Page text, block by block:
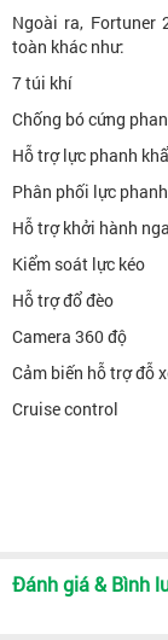
Ngoài ra, Fortuner
toàn khác như:
7 túi khí
Chống bó cứng
Hỗ trợ lực phanh
Phân phối lực
Hỗ trợ khởi hành
Kiểm soát lực kéo
Hỗ trợ đổ đèo
Camera 360 độ
Cảm biến hỗ trợ đỗ
Cruise control
Đánh giá & Bình